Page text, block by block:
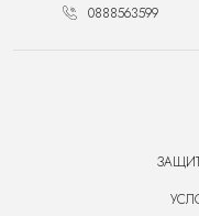
0888563599